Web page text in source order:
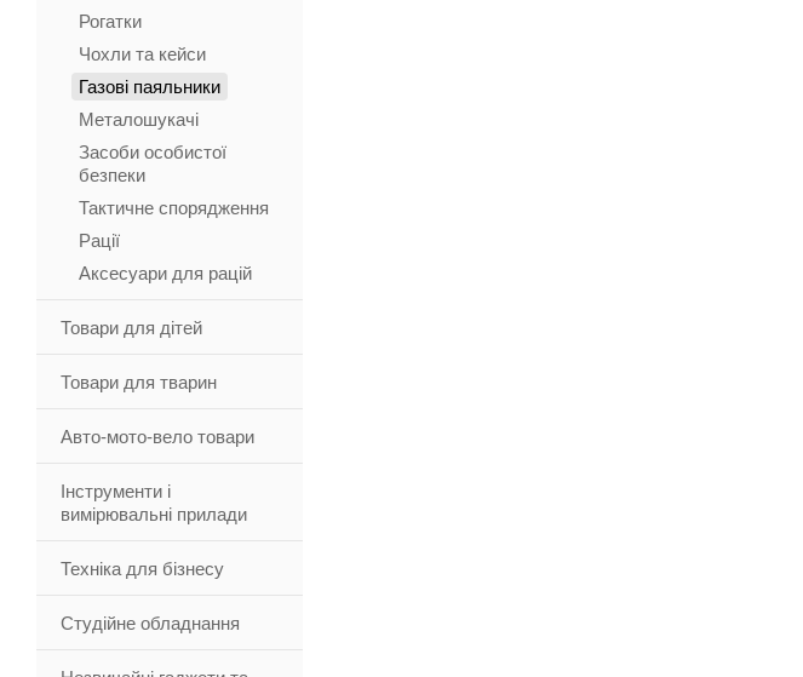
Рогатки
Чохли та кейси
Газові паяльники
Металошукачі
Засоби особистої
безпеки
Тактичне спорядження
Рації
Аксесуари для рацій
Товари для дітей
Товари для тварин
Авто-мото-вело товари
Інструменти і
вимірювальні прилади
Техніка для бізнесу
Студійне обладнання